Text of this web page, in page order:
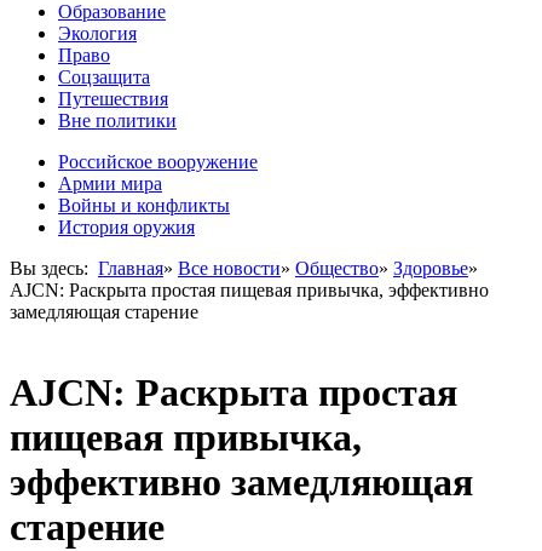
Образование
Экология
Право
Соцзащита
Путешествия
Вне политики
Российское вооружение
Армии мира
Войны и конфликты
История оружия
Вы здесь: Главная» Все новости» Общество» Здоровье»
AJCN: Раскрыта простая пищевая привычка, эффективно
замедляющая старение
AJCN: Раскрыта простая
пищевая привычка,
эффективно замедляющая
старение